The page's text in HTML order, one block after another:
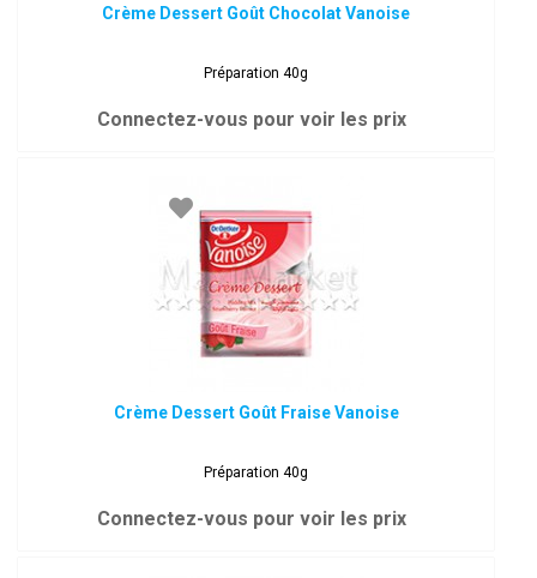
Crème Dessert Goût Chocolat Vanoise
Préparation 40g
Connectez-vous pour voir les prix
Crème Dessert Goût Fraise Vanoise
Préparation 40g
Connectez-vous pour voir les prix